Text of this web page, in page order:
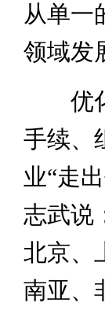
从单一
领域发
优化
手续、
业“走
志武说
北京、
南亚、